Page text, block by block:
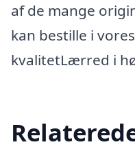
af de mange
kan bestille i
kvalitetLærred i